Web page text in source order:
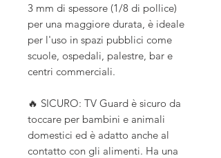
3 mm di spessore (1/8 di pollice)
per una maggiore durata, è ideale
per l'uso in spazi pubblici come
scuole, ospedali, palestre, bar e
centri commerciali.
🔥 SICURO: TV Guard è sicuro da
toccare per bambini e animali
domestici ed è adatto anche al
contatto con gli alimenti. Ha una